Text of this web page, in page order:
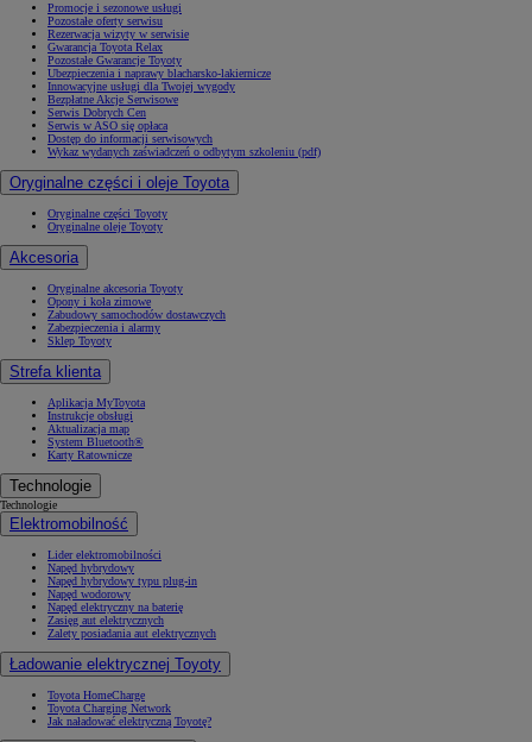
Promocje i sezonowe usługi
Pozostałe oferty serwisu
Rezerwacja wizyty w serwisie
Gwarancja Toyota Relax
Pozostałe Gwarancje Toyoty
Ubezpieczenia i naprawy blacharsko-lakiernicze
Innowacyjne usługi dla Twojej wygody
Bezpłatne Akcje Serwisowe
Serwis Dobrych Cen
Serwis w ASO się opłaca
Dostęp do informacji serwisowych
Wykaz wydanych zaświadczeń o odbytym szkoleniu (pdf)
Oryginalne części i oleje Toyota
Oryginalne części Toyoty
Oryginalne oleje Toyoty
Akcesoria
Oryginalne akcesoria Toyoty
Opony i koła zimowe
Zabudowy samochodów dostawczych
Zabezpieczenia i alarmy
Sklep Toyoty
Strefa klienta
Aplikacja MyToyota
Instrukcje obsługi
Aktualizacja map
System Bluetooth®
Karty Ratownicze
Technologie
Technologie
Elektromobilność
Lider elektromobilności
Napęd hybrydowy
Napęd hybrydowy typu plug-in
Napęd wodorowy
Napęd elektryczny na baterię
Zasięg aut elektrycznych
Zalety posiadania aut elektrycznych
Ładowanie elektrycznej Toyoty
Toyota HomeCharge
Toyota Charging Network
Jak naładować elektryczną Toyotę?